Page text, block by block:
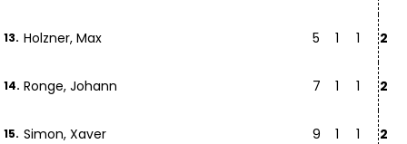
13. Holzner, Max 5 1 1 2
14. Ronge, Johann 7 1 1 2
15. Simon, Xaver 9 1 1 2